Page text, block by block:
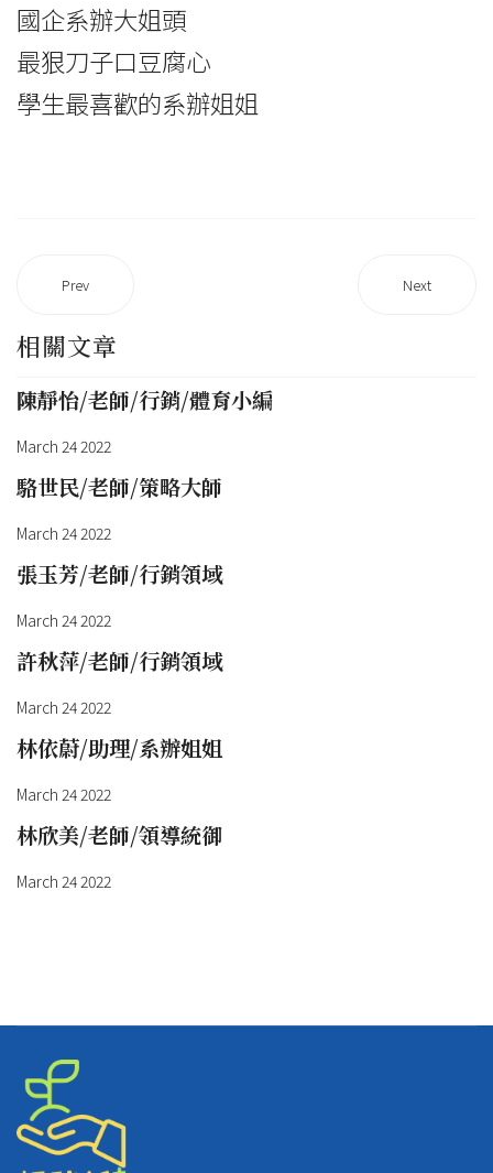
國企系辦大姐頭
最狠刀子口豆腐心
學生最喜歡的系辦姐姐
Prev Next
相關文章
陳靜怡/老師/行銷/體育小編
March 24 2022
駱世民/老師/策略大師
March 24 2022
張玉芳/老師/行銷領域
March 24 2022
許秋萍/老師/行銷領域
March 24 2022
林依蔚/助理/系辦姐姐
March 24 2022
林欣美/老師/領導統御
March 24 2022